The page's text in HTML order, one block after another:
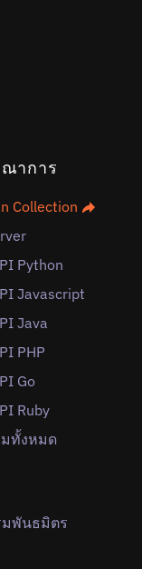
าการ
Collection
Python
Javascript
Java
PHP
Go
Ruby
มทั้งหมด
มพันธมิตร